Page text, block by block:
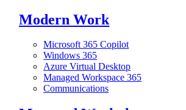
Modern Work
Microsoft 365 Copilot
Windows 365
Azure Virtual Desktop
Managed Workspace 365
Communications